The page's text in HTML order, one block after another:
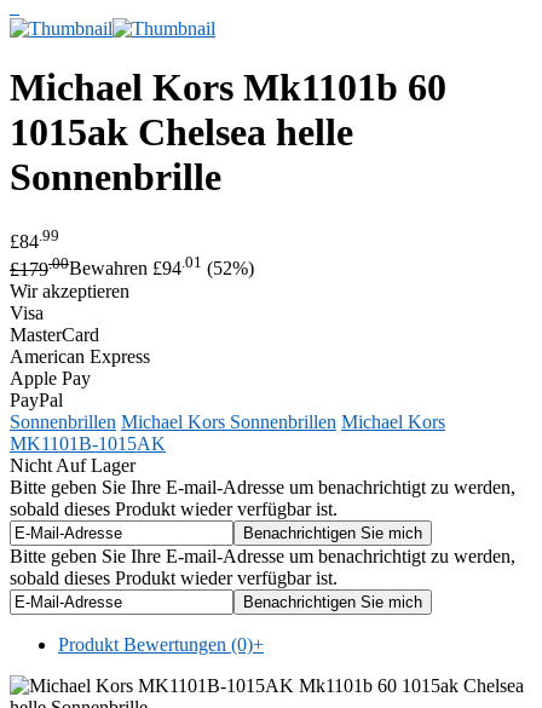
Michael Kors Mk1101b 60
1015ak Chelsea helle
Sonnenbrille
£84 .99
£179.00Bewahren £94.01 (52%)
Wir akzeptieren
Visa
MasterCard
American Express
Apple Pay
PayPal
Sonnenbrillen Michael Kors Sonnenbrillen Michael Kors
MK1101B-1015AK
Nicht Auf Lager
Bitte geben Sie Ihre E-mail-Adresse um benachrichtigt zu werden,
sobald dieses Produkt wieder verfügbar ist.
Bitte geben Sie Ihre E-mail-Adresse um benachrichtigt zu werden,
sobald dieses Produkt wieder verfügbar ist.
Produkt Bewertungen (0)+